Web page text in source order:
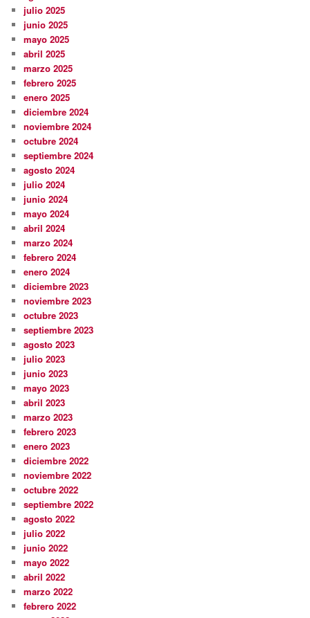
julio 2025
junio 2025
mayo 2025
abril 2025
marzo 2025
febrero 2025
enero 2025
diciembre 2024
noviembre 2024
octubre 2024
septiembre 2024
agosto 2024
julio 2024
junio 2024
mayo 2024
abril 2024
marzo 2024
febrero 2024
enero 2024
diciembre 2023
noviembre 2023
octubre 2023
septiembre 2023
agosto 2023
julio 2023
junio 2023
mayo 2023
abril 2023
marzo 2023
febrero 2023
enero 2023
diciembre 2022
noviembre 2022
octubre 2022
septiembre 2022
agosto 2022
julio 2022
junio 2022
mayo 2022
abril 2022
marzo 2022
febrero 2022